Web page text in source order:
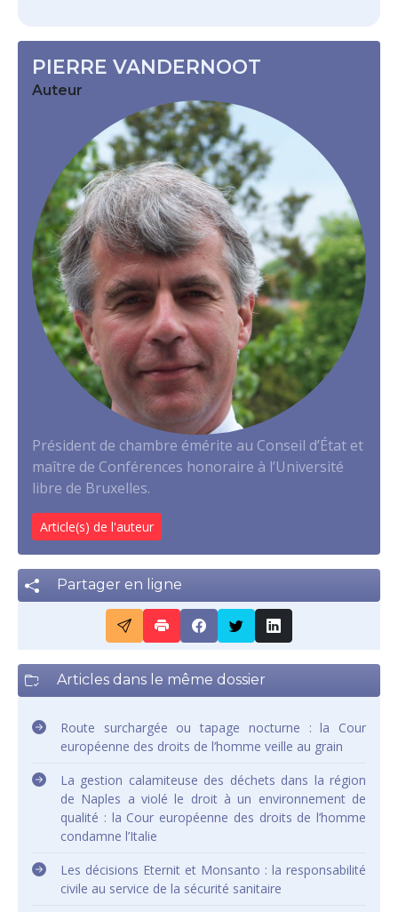
PIERRE VANDERNOOT
Auteur
Président de chambre émérite au Conseil d’État et
maître de Conférences honoraire à l’Université
libre de Bruxelles.
Article(s) de l'auteur
Partager en ligne
Articles dans le même dossier
Route surchargée ou tapage nocturne : la Cour
européenne des droits de l’homme veille au grain
La gestion calamiteuse des déchets dans la région
de Naples a violé le droit à un environnement de
qualité : la Cour européenne des droits de l’homme
condamne l’Italie
Les décisions Eternit et Monsanto : la responsabilité
civile au service de la sécurité sanitaire